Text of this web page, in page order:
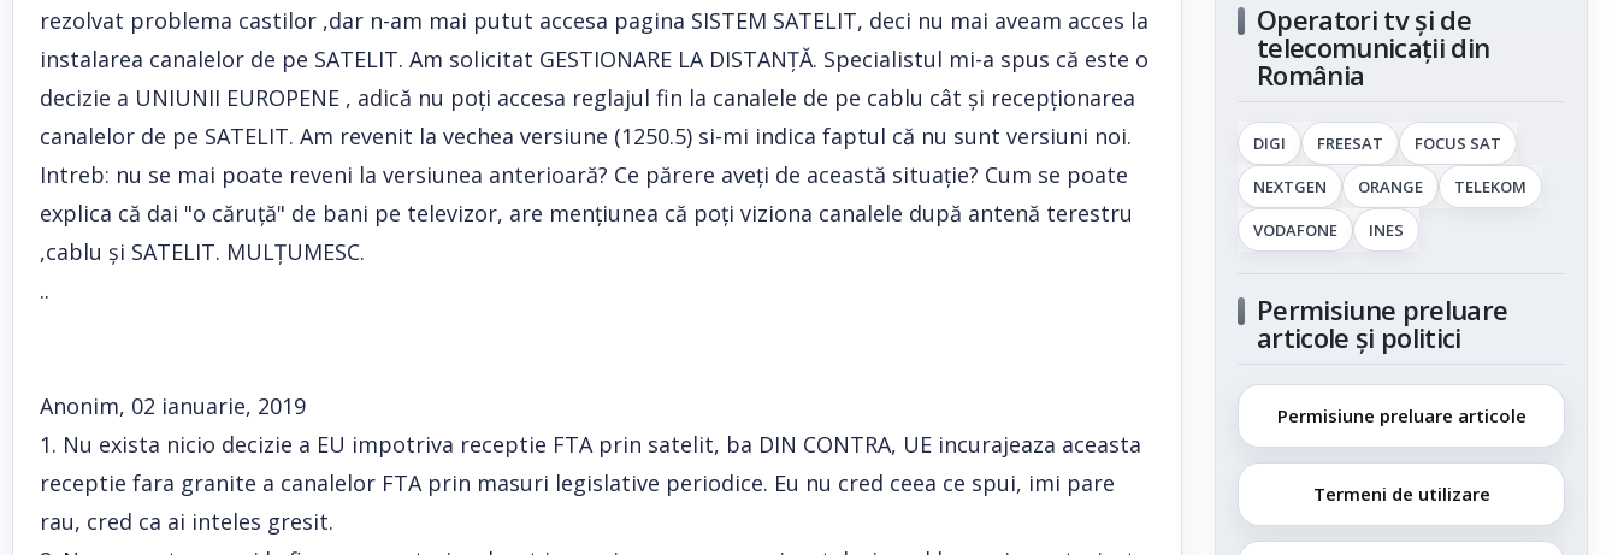
rezolvat problema castilor ,dar n-am mai putut accesa pagina SISTEM SATELIT, deci nu mai aveam acces la
instalarea canalelor de pe SATELIT. Am solicitat GESTIONARE LA DISTANȚĂ. Specialistul mi-a spus că este o
decizie a UNIUNII EUROPENE , adică nu poți accesa reglajul fin la canalele de pe cablu cât și recepționarea
canalelor de pe SATELIT. Am revenit la vechea versiune (1250.5) si-mi indica faptul că nu sunt versiuni noi.
Intreb: nu se mai poate reveni la versiunea anterioară? Ce părere aveți de această situație? Cum se poate
explica că dai "o căruță" de bani pe televizor, are mențiunea că poți viziona canalele după antenă terestru
,cablu și SATELIT. MULȚUMESC.
..
Anonim, 02 ianuarie, 2019
1. Nu exista nicio decizie a EU impotriva receptie FTA prin satelit, ba DIN CONTRA, UE incurajeaza aceasta
receptie fara granite a canalelor FTA prin masuri legislative periodice. Eu nu cred ceea ce spui, imi pare
rau, cred ca ai inteles gresit.
Operatori tv și de
telecomunicații din
România
DIGI FREESAT
FOCUS SAT
NEXTGEN
ORANGE
TELEKOM
VODAFONE
INES
Permisiune preluare
articole și politici
Permisiune preluare articole
Termeni de utilizare